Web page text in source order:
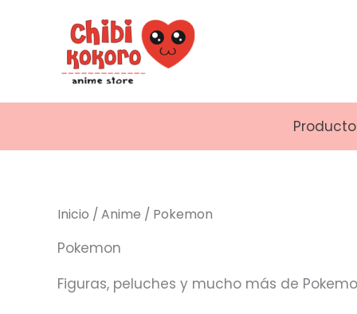
contenido
Inicio / Anime / Pokemon
Pokemon
Figuras, peluches y mucho más de